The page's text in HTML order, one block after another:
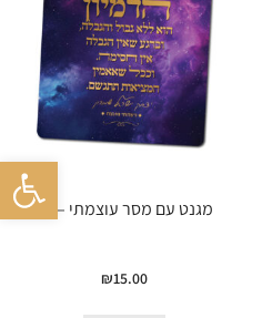
פתח
מגנט עם מסר עוצמתי – 19
₪15.00